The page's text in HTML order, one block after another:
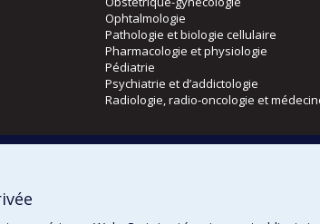
Ophtalmologie
Pathologie et biologie cellulaire
Pharmacologie et physiologie
Pédiatrie
Psychiatrie et d’addictologie
Radiologie, radio-oncologie et